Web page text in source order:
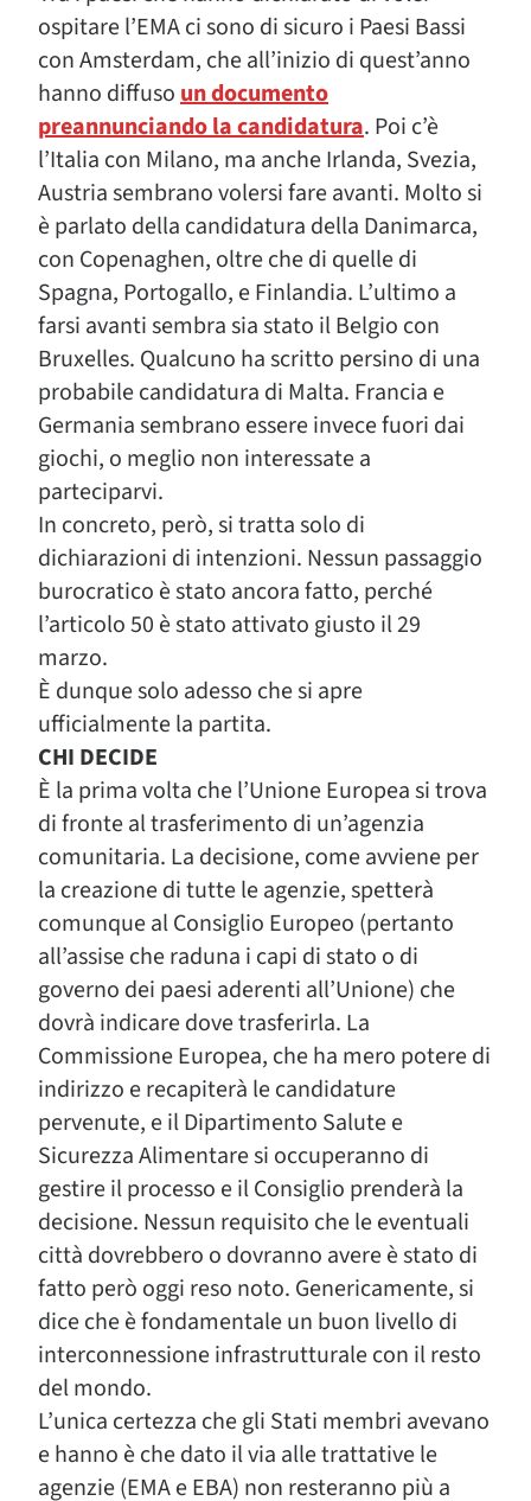
ospitare l’EMA ci sono di sicuro i Paesi Bassi
con Amsterdam, che all’inizio di quest’anno
hanno diffusoun documento
preannunciando la candidatura. Poi c’è
l’Italia con Milano, ma anche Irlanda, Svezia,
Austria sembrano volersi fare avanti. Molto si
è parlato della candidatura della Danimarca,
con Copenaghen, oltre che di quelle di
Spagna, Portogallo, e Finlandia. L’ultimo a
farsi avanti sembra sia stato il Belgio con
Bruxelles. Qualcuno ha scritto persino di una
probabile candidatura di Malta. Francia e
Germania sembrano essere invece fuori dai
giochi, o meglio non interessate a
parteciparvi.
In concreto, però, si tratta solo di
dichiarazioni di intenzioni. Nessun passaggio
burocratico è stato ancora fatto, perché
l’articolo 50 è stato attivato giusto il 29
marzo.
È dunque solo adesso che si apre
ufficialmente la partita.
CHI DECIDE
È la prima volta che l’Unione Europea si trova
di fronte al trasferimento di un’agenzia
comunitaria. La decisione, come avviene per
la creazione di tutte le agenzie, spetterà
comunque al Consiglio Europeo (pertanto
all’assise che raduna i capi di stato o di
governo dei paesi aderenti all’Unione) che
dovrà indicare dove trasferirla. La
Commissione Europea, che ha mero potere di
indirizzo e recapiterà le candidature
pervenute, e il Dipartimento Salute e
Sicurezza Alimentare si occuperanno di
gestire il processo e il Consiglio prenderà la
decisione. Nessun requisito che le eventuali
città dovrebbero o dovranno avere è stato di
fatto però oggi reso noto. Genericamente, si
dice che è fondamentale un buon livello di
interconnessione infrastrutturale con il resto
del mondo.
L’unica certezza che gli Stati membri avevano
e hanno è che dato il via alle trattative le
agenzie (EMA e EBA) non resteranno più a